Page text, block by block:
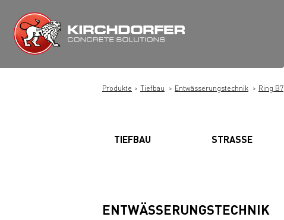
Inhalt
springen
Produkte Tiefbau Entwässerungstechnik Ring B7
TIEFBAU STRASSE
ENTWÄSSERUNGSTECHNIK